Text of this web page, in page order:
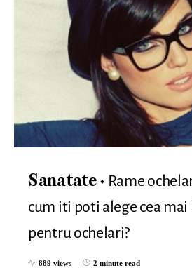
Sanatate
Rame
cum iti poti alege cea mai
pentru ochelari?
889 views 2 minute read